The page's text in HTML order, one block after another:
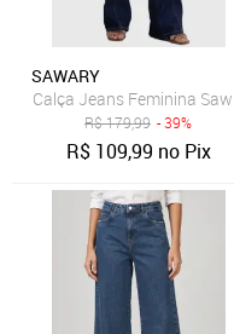
SAWARY
Calça Jeans Feminina
R$179,99 - 39%
R$ 109,99 no Pix